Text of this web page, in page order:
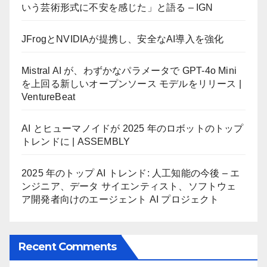
いう芸術形式に不安を感じた」と語る – IGN
JFrogとNVIDIAが提携し、安全なAI導入を強化
Mistral AI が、わずかなパラメータで GPT-4o Mini
を上回る新しいオープンソース モデルをリリース |
VentureBeat
AI とヒューマノイドが 2025 年のロボットのトップ
トレンドに | ASSEMBLY
2025 年のトップ AI トレンド: 人工知能の今後 – エ
ンジニア、データ サイエンティスト、ソフトウェ
ア開発者向けのエージェント AI プロジェクト
Recent Comments